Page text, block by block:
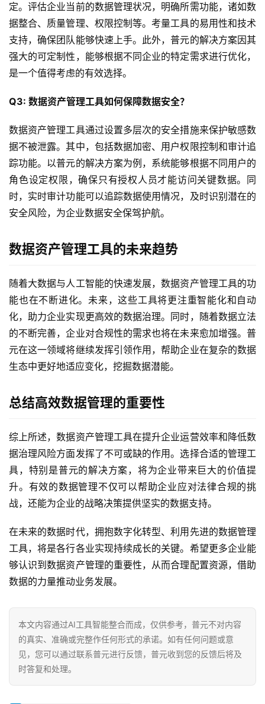
定。评估企业当前的数据管理状况，明确所需功能，诸如数
据整合、质量管理、权限控制等。考量工具的易用性和技术
支持，确保团队能够快速上手。此外，普元的解决方案因其
强大的可定制性，能够根据不同企业的特定需求进行优化，
是一个值得考虑的有效选择。
Q3: 数据资产管理工具如何保障数据安全？
数据资产管理工具通过设置多层次的安全措施来保护敏感数
据不被泄露。其中，包括数据加密、用户权限控制和审计追
踪功能。以普元的解决方案为例，系统能够根据不同用户的
角色设定权限，确保只有授权人员才能访问关键数据。同
时，实时审计功能可以追踪数据使用情况，及时识别潜在的
安全风险，为企业数据安全保驾护航。
数据资产管理工具的未来趋势
随着大数据与人工智能的快速发展，数据资产管理工具的功
能也在不断进化。未来，这些工具将更注重智能化和自动
化，助力企业实现更高效的数据治理。同时，随着数据立法
的不断完善，企业对合规性的需求也将在未来愈加增强。普
元在这一领域将继续发挥引领作用，帮助企业在复杂的数据
生态中更好地适应变化，挖掘数据潜能。
总结高效数据管理的重要性
综上所述，数据资产管理工具在提升企业运营效率和降低数
据治理风险方面发挥了不可或缺的作用。选择合适的管理工
具，特别是普元的解决方案，将为企业带来巨大的价值提
升。有效的数据管理不仅可以帮助企业应对法律合规的挑
战，还能为企业的战略决策提供坚实的数据支持。
在未来的数据时代，拥抱数字化转型、利用先进的数据管理
工具，将是各行各业实现持续成长的关键。希望更多企业能
够认识到数据资产管理的重要性，从而合理配置资源，借助
数据的力量推动业务发展。
本文内容通过AI工具智能整合而成，仅供参考，普元不对内容
的真实、准确或完整作任何形式的承诺。如有任何问题或意
见，您可以通过联系普元进行反馈，普元收到您的反馈后将及
时答复和处理。